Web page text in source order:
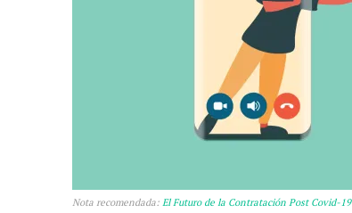
Nota recomendada: El Futuro de la Contratación Post Covid-19